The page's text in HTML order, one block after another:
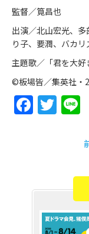
監督／筧昌也
出演／北山宏光、
り子、要潤、バカリ
主題歌／「君を大
©板場皆／集英社・